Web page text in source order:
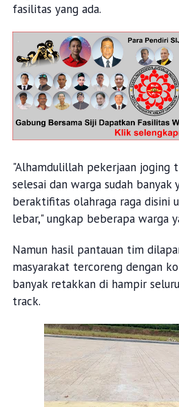
fasilitas yang ada.
"Alhamdulillah pekerjaan joging
selesai dan warga sudah banyak
beraktifitas olahraga raga disini
lebar," ungkap beberapa warga
Namun hasil pantauan tim
masyarakat tercoreng dengan
banyak retakkan di hampir
track.